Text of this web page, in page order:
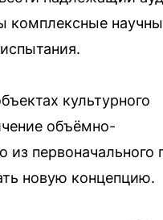
комплексные
культурного
объёмно-
из первоначального
новую концепцию.